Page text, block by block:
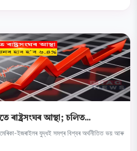
ৰাষ্ট্ৰসংঘৰ আস্থা; চলিত...
ইজৰাইলৰ যুদ্ধই সমগ্ৰ বিশ্বৰ অর্থনীতিত ভয় আৰু